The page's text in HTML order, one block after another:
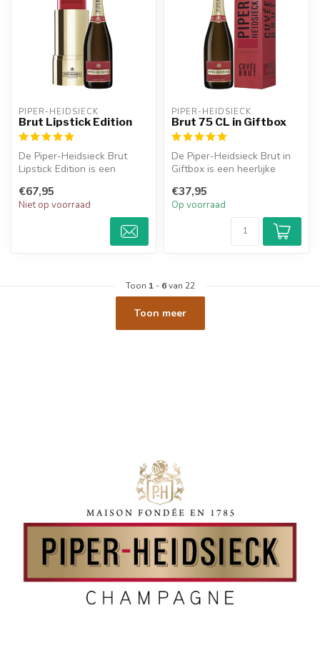
PIPER-HEIDSIECK
Brut Lipstick Edition
De Piper-Heidsieck Brut
Lipstick Edition is een
heeft ton...
€67,95
Niet op voorraad
PIPER-HEIDSIECK
Brut 75 CL in Giftbox
De Piper-Heidsieck Brut in
Giftbox is een heerlijke
s...
€37,95
Op voorraad
Toon 1- 6van 22
Toon meer